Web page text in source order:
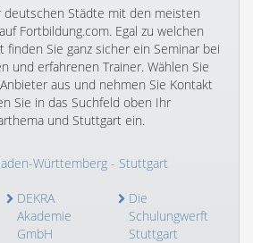
Städte mit den meisten
Fortbildung.com. Egal zu welchen
finden Sie ganz sicher ein Seminar bei
und erfahrenen Trainer. Wählen Sie
aus und nehmen Sie Kontakt
Sie in das Suchfeld oben Ihr
und Stuttgart ein.
Württemberg - Stuttgart
DEKRA
Akademie
GmbH
Die
Schulungwerft
Stuttgart